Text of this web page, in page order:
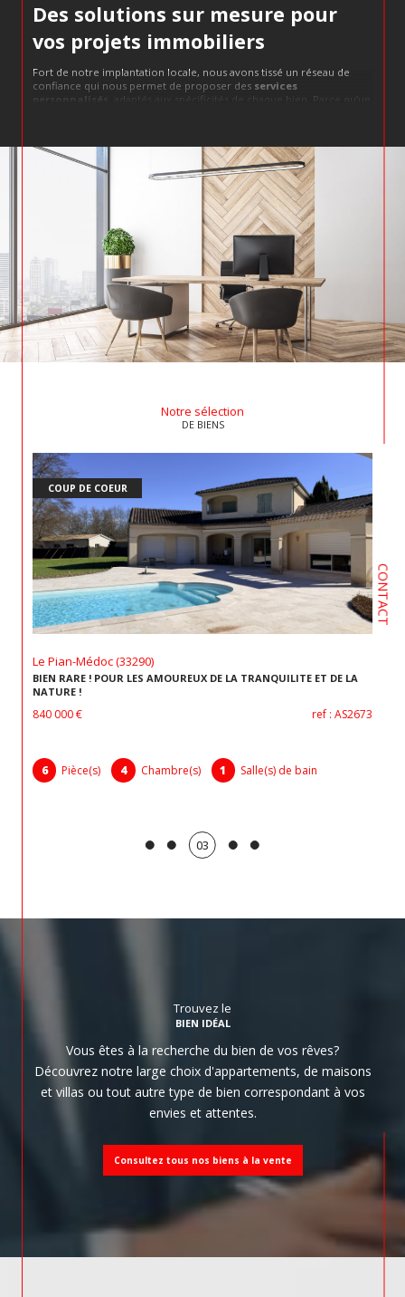
CONTACT
Des solutions sur mesure pour
vos projets immobiliers
Fort de notre implantation locale, nous avons tissé un réseau de
confiance qui nous permet de proposer des services
personnalisés
, adaptés aux spécificités de chaque bien. Parce qu’un
cette philosophie : un bien doit résonner avec son propriétaire et
ses projets.
Transaction immobilière
Nous couvrons une large gamme de transactions, avec un savoir-
faire éprouvé et une connaissance fine du marché local. Que ce soit
ventes immobilières à Saint-Aigulin , des
ventes
immobilières à La Roche-Chalaisou desventes immobilières à
Tocane-Saint-Apre
, notre équipe vous offre des conseils éclairés et
une transparence totale. Nous savons que vendre un bien est
souvent chargé d’émotion, et nous mettons un point d’honneur à
simplifier ce processus pour vous.
, c’est un art, un équilibre entre
analyse de marché et compréhension des spécificités locales. Chez
FCI Immobilier, nous réalisons une estimation immobilière précise
Chalais, Saint-Aulaye, Saint-Séverin, Saint-Aigulin et Tocane-
Saint-Apre
. Une estimation de qualité, c’est la clé pour une vente
réussie ou un investissement serein.
Notre sélection
DE BIENS
Le Pian-Médoc (33290)
BIEN RARE ! POUR LES AMOUREUX DE LA TRANQUILITE ET DE LA
NATURE !
840 000 € ref : AS2673
6 Pièce(s) 4 Chambre(s) 1 Salle(s) de bain
COUP DE COEUR
03
Trouvez le
BIEN IDÉAL
Vous êtes à la recherche du bien de vos rêves?
Découvrez notre large choix d'appartements, de maisons
et villas ou tout autre type de bien correspondant à vos
envies et attentes.
Consultez tous nos biens à la vente